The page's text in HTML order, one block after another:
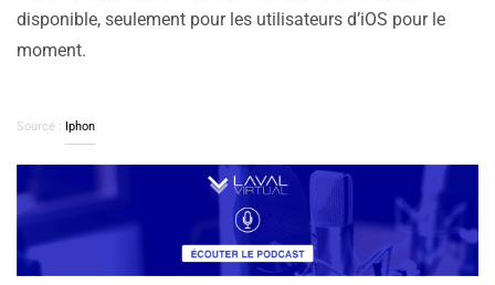
disponible, seulement pour les utilisateurs d’iOS pour le
moment.
Source : Iphon